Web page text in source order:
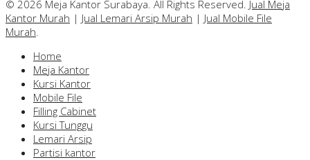
© 2026 Meja Kantor Surabaya. All Rights Reserved. Jual Meja
Kantor Murah | Jual Lemari Arsip Murah | Jual Mobile File
Murah
Home
Meja Kantor
Kursi Kantor
Mobile File
Filling Cabinet
Kursi Tunggu
Lemari Arsip
Partisi kantor